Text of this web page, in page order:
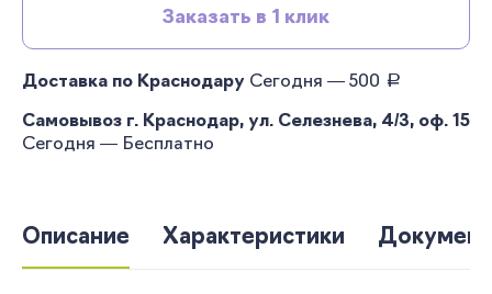
Заказать в 1 клик
Доставка по Краснодару Сегодня — 500 руб.
Самовывоз г. Краснодар, ул. Селезнева, 4/3, оф. 15
Сегодня — Бесплатно
Описание Характеристики